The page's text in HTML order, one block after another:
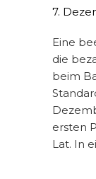
7.
Eine
die
beim
ersten
Lat. In